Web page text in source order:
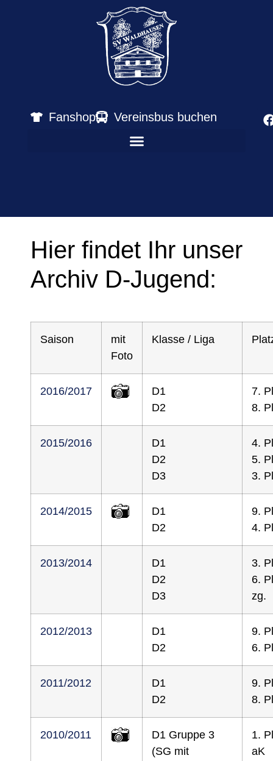
Fanshop Vereinsbus buchen
Hier findet Ihr unser
Archiv D-Jugend:
Saison
mit
Foto
Klasse / Liga
2016/2017
D1
D2
7.
8.
2015/2016
D1
D2
D3
4.
5.
3.
2014/2015
D1
D2
9.
4.
2013/2014
D1
D2
D3
3.
6.
zg.
2012/2013
D1
D2
9.
6.
2011/2012
D1
D2
9.
8.
2010/2011
D1 Gruppe 3
(SG mit
1.
aK